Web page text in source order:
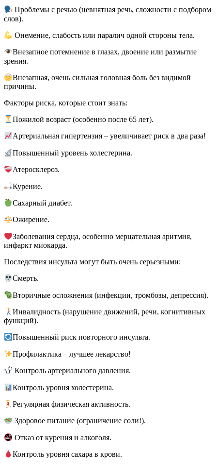
Проблемы с речью (невнятная речь, сложности с подбором
слов).
Онемение, слабость или паралич одной стороны тела.
Внезапное потемнение в глазах, двоение или размытие
зрения.
Внезапная, очень сильная головная боль без видимой
причины.
Факторы риска, которые стоит знать:
Пожилой возраст (особенно после 65 лет).
Артериальная гипертензия – увеличивает риск в два раза!
Повышенный уровень холестерина.
Атеросклероз.
Курение.
Сахарный диабет.
Ожирение.
Заболевания сердца, особенно мерцательная аритмия,
инфаркт миокарда.
Последствия инсульта могут быть очень серьезными:
Смерть.
Вторичные осложнения (инфекции, тромбозы, депрессия).
Инвалидность (нарушение движений, речи, когнитивных
функций).
Повышенный риск повторного инсульта.
Профилактика – лучшее лекарство!
Контроль артериального давления.
Контроль уровня холестерина.
Регулярная физическая активность.
Здоровое питание (ограничение соли!).
Отказ от курения и алкоголя.
Контроль уровня сахара в крови.